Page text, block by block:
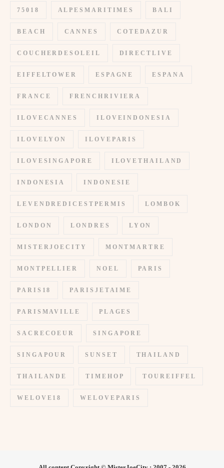
75018 ALPESMARITIMES BALI
BEACH CANNES COTEDAZUR
COUCHERDESOLEIL DIRECTLIVE
EIFFELTOWER ESPAGNE ESPANA
FRANCE FRENCHRIVIERA
ILOVECANNES ILOVEINDONESIA
ILOVELYON ILOVEPARIS
ILOVESINGAPORE ILOVETHAILAND
INDONESIA INDONESIE
LEVENDREDICESTPERMIS LOMBOK
LONDON LONDRES LYON
MISTERJOECITY MONTMARTRE
MONTPELLIER NOEL PARIS
PARIS18 PARISJETAIME
PARISMAVILLE PLAGES
SACRECOEUR SINGAPORE
SINGAPOUR SUNSET THAILAND
THAILANDE TIMEHOP TOUREIFFEL
WELOVE18 WELOVEPARIS